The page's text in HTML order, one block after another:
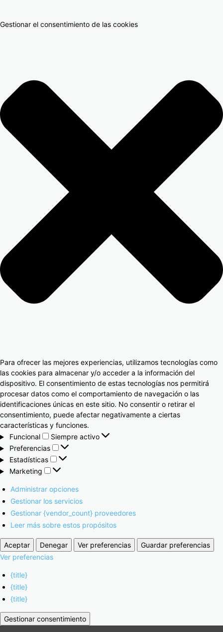
Gestionar el consentimiento de las cookies
Para ofrecer las mejores experiencias, utilizamos tecnologías como
las cookies para almacenar y/o acceder a la información del
dispositivo. El consentimiento de estas tecnologías nos permitirá
procesar datos como el comportamiento de navegación o las
identificaciones únicas en este sitio. No consentir o retirar el
consentimiento, puede afectar negativamente a ciertas
características y funciones.
Funcional
Siempre activo
Preferencias
Estadísticas
Marketing
Administrar opciones
Gestionar los servicios
Gestionar {vendor_count} proveedores
Leer más sobre estos propósitos
Aceptar Denegar Ver preferencias
Guardar preferencias
Ver preferencias
{title}
{title}
{title}
Gestionar consentimiento